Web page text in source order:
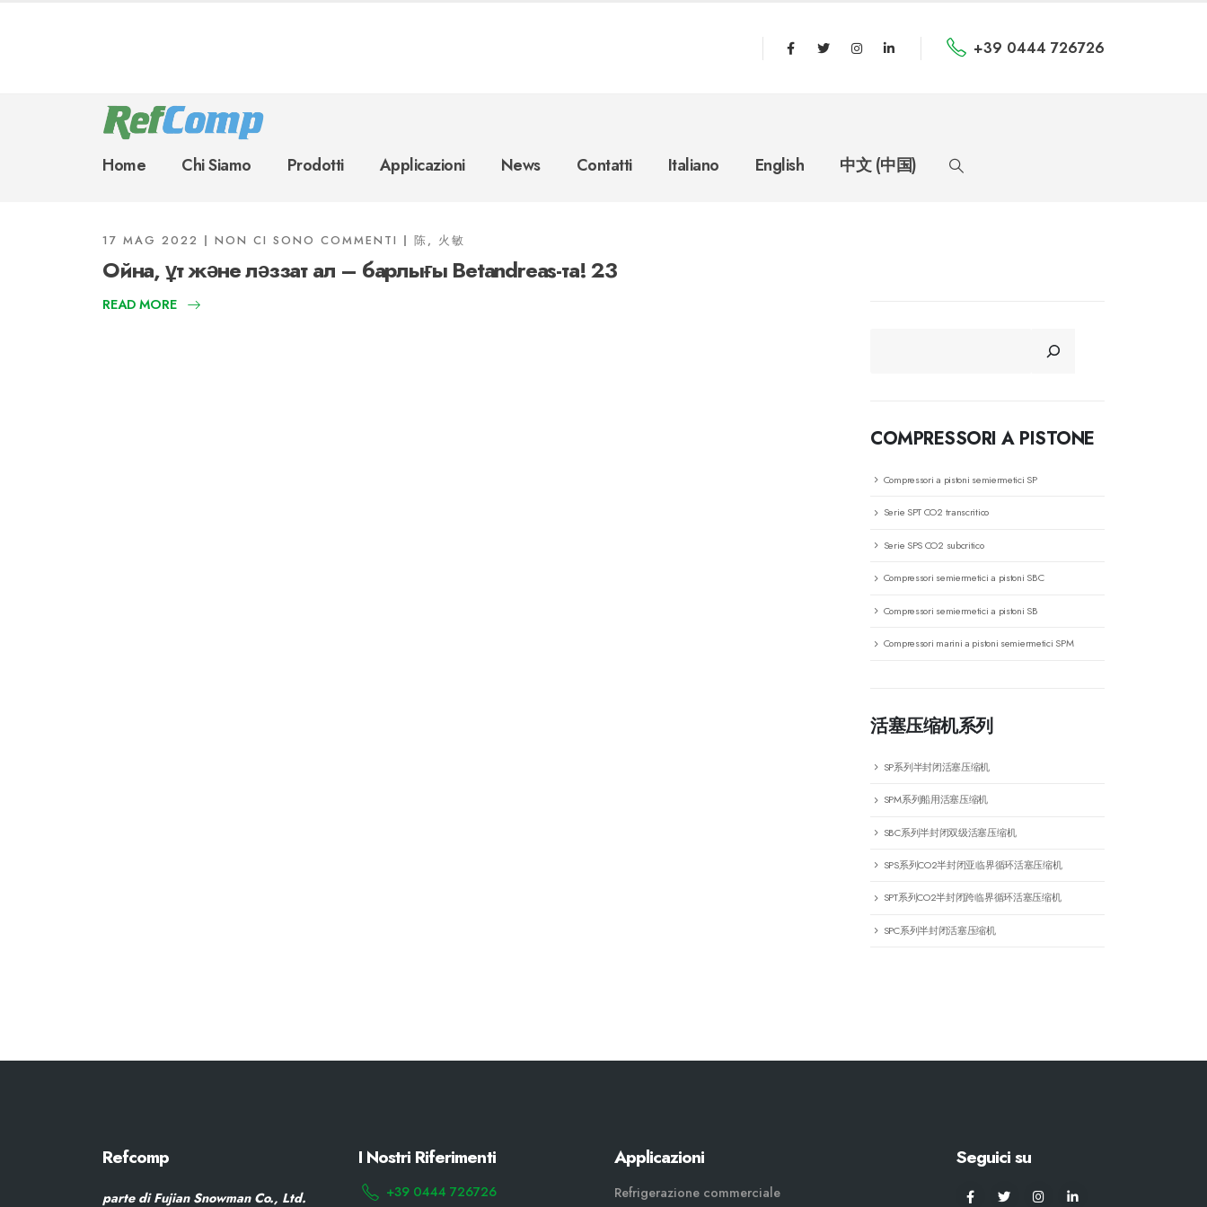
+39 0444 726726
Home Chi Siamo Prodotti Applicazioni News Contatti Italiano English 中文 (中国)
17 MAG 2022 NON CI SONO COMMENTI 陈, 火敏
Ойна, ұт және ләззат ал – барлығы Betandreas-та! 23
READ MORE
COMPRESSORI A PISTONE
Compressori a pistoni semiermetici SP
Serie SPT CO2 transcritico
Serie SPS CO2 subcritico
Compressori semiermetici a pistoni SBC
Compressori semiermetici a pistoni SB
Compressori marini a pistoni semiermetici SPM
活塞压缩机系列
SP系列半封闭活塞压缩机
SPM系列船用活塞压缩机
SBC系列半封闭双级活塞压缩机
SPS系列CO2半封闭亚临界循环活塞压缩机
SPT系列CO2半封闭跨临界循环活塞压缩机
SPC系列半封闭活塞压缩机
Refcomp
parte di Fujian Snowman Co., Ltd.
I Nostri Riferimenti
+39 0444 726726
Applicazioni
Refrigerazione commerciale
Seguici su